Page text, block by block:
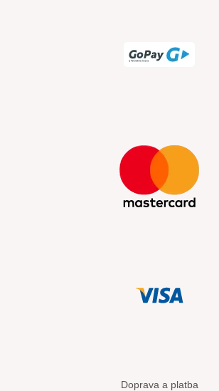
Doprava a platba